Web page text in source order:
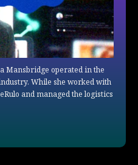
Mansbridge operated in the
While she worked with
and managed the logistics